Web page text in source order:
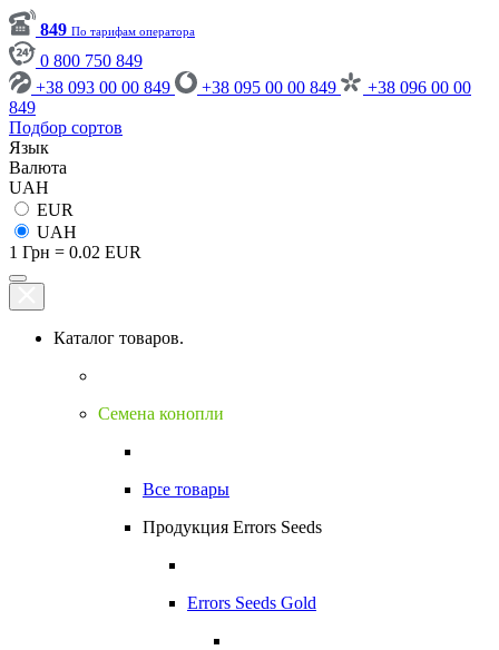
849 По тарифам оператора
0 800 750 849
+38 093 00 00 849
+38 095 00 00 849
+38 096 00 00
849
Подбор сортов
Язык
Валюта
UAH
EUR
UAH
1 Грн = 0.02 EUR
Каталог товаров.
Семена конопли
Все товары
Продукция Errors Seeds
Errors Seeds Gold